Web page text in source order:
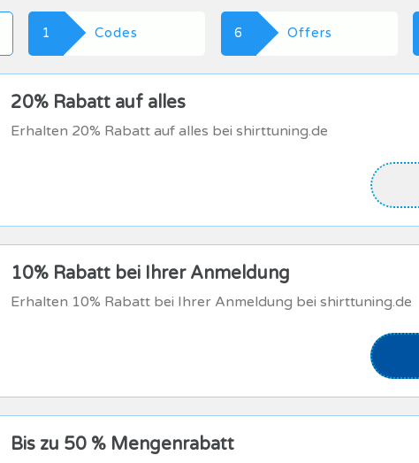
1 Codes 6 Offers
20% Rabatt auf alles
Erhalten 20% Rabatt auf alles bei shirttuning.de
10% Rabatt bei Ihrer Anmeldung
Erhalten 10% Rabatt bei Ihrer Anmeldung bei shirttuning.de
Bis zu 50 % Mengenrabatt